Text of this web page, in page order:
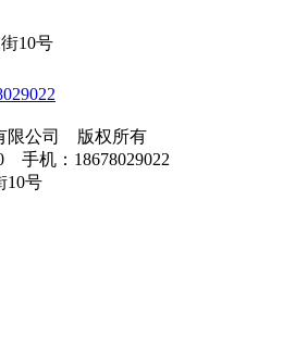
10号
限公司 版权所有
手机：18678029022
10号